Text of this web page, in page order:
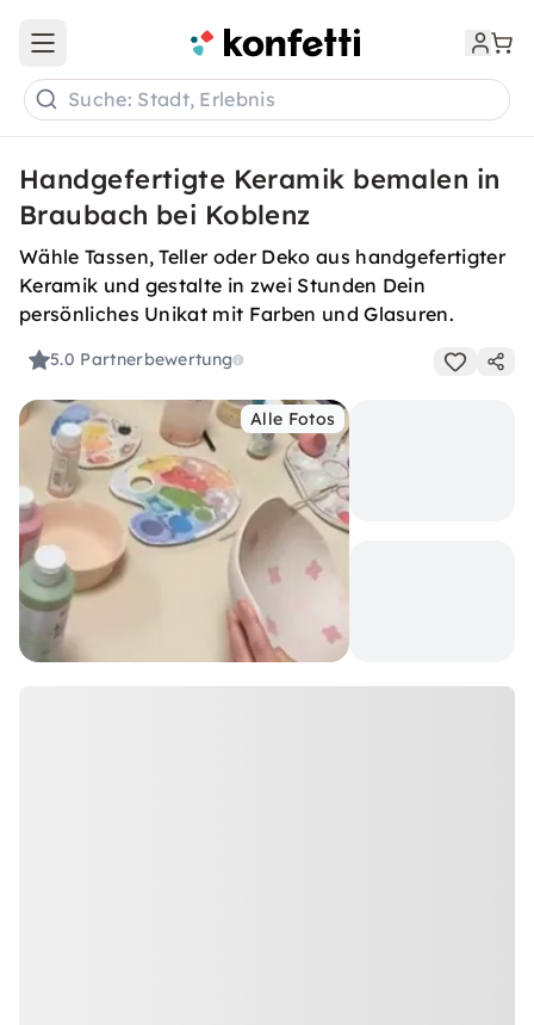
Open main menu
Suche: Stadt, Erlebnis
Handgefertigte Keramik bemalen in
Braubach bei Koblenz
Wähle Tassen, Teller oder Deko aus handgefertigter
Keramik und gestalte in zwei Stunden Dein
persönliches Unikat mit Farben und Glasuren.
5.0 Partnerbewertung
Alle Fotos